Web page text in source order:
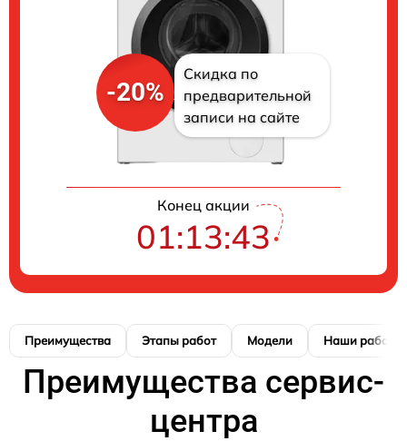
-20%
Скидка по
предварительной
записи на сайте
Конец акции
01:13:42
Преимущества Этапы работ Модели Наши работы
Преимущества сервис-
центра